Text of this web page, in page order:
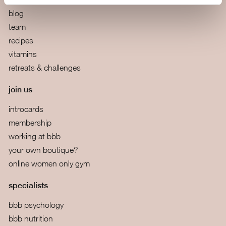
blog
team
recipes
vitamins
retreats & challenges
join us
introcards
membership
working at bbb
your own boutique?
online women only gym
specialists
bbb psychology
bbb nutrition